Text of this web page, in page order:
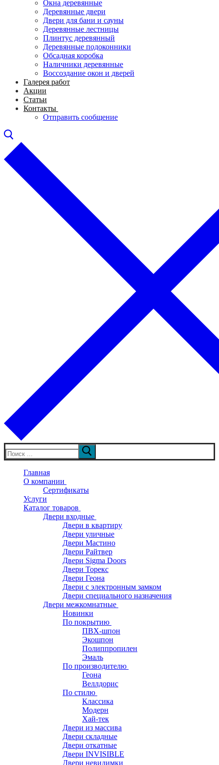
Окна деревянные
Деревянные двери
Двери для бани и сауны
Деревянные лестницы
Плинтус деревянный
Деревянные подоконники
Обсадная коробка
Наличники деревянные
Воссоздание окон и дверей
Галерея работ
Акции
Статьи
Контакты
Отправить сообщение
Искать:
Главная
О компании
Сертификаты
Услуги
Каталог товаров
Двери входные
Двери в квартиру
Двери уличные
Двери Мастино
Двери Райтвер
Двери Sigma Doors
Двери Торекс
Двери Геона
Двери с электронным замком
Двери специального назначения
Двери межкомнатные
Новинки
По покрытию
ПВХ-шпон
Экошпон
Полиппропилен
Эмаль
По производителю
Геона
Веллдорис
По стилю
Классика
Модерн
Хай-тек
Двери из массива
Двери складные
Двери откатные
Двери INVISIBLE
Двери невидимки